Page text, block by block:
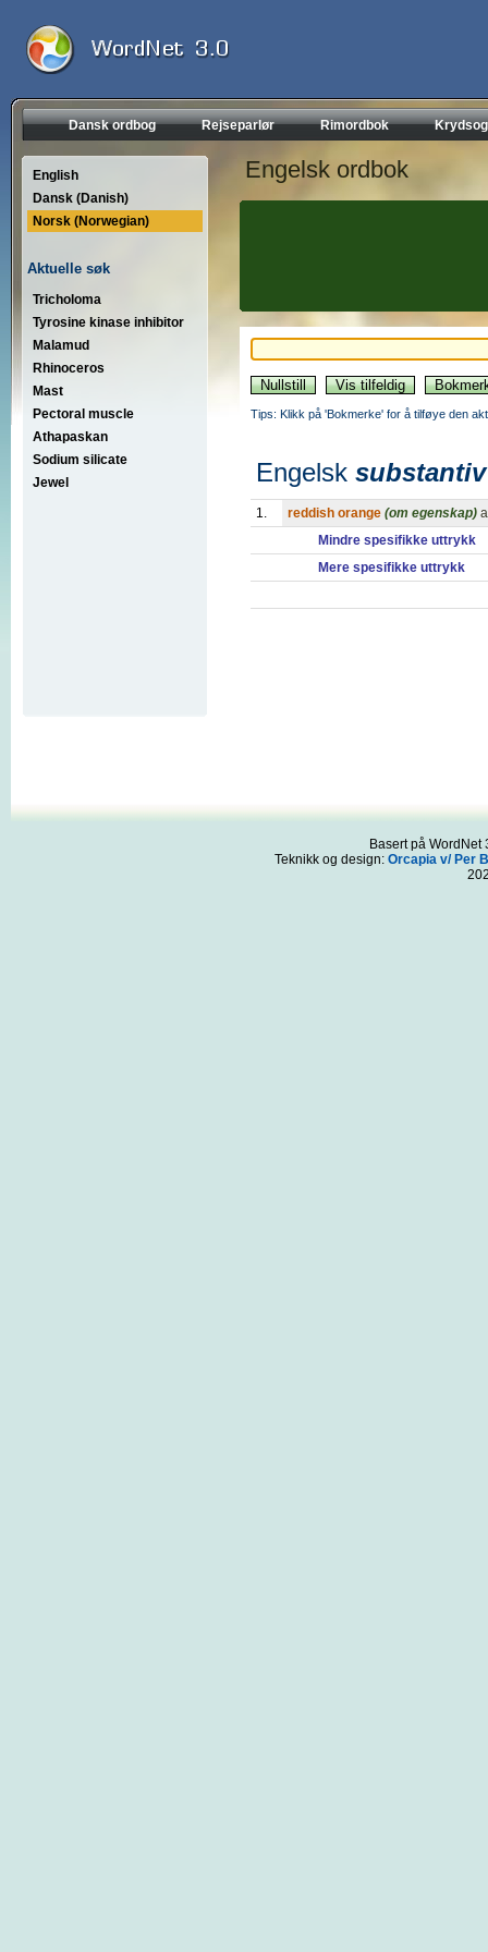
Dansk ordbog Rejseparlør Rimordbok
English
Dansk (Danish)
Norsk (Norwegian)
Aktuelle søk
Tricholoma
Tyrosine kinase inhibitor
Malamud
Rhinoceros
Mast
Pectoral muscle
Athapaskan
Sodium silicate
Jewel
Engelsk ordbok
Tips: Klikk på 'Bokmerke' for å tilføye den
Engelsk substantiv
1. reddish orange (om egenskap)
Mindre spesifikke uttrykk
Mere spesifikke uttrykk
Basert på
Teknikk og design: Orcapia v/ Per